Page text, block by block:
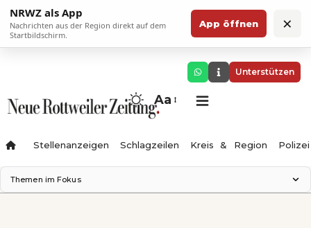
NRWZ als App
Nachrichten aus der Region direkt auf dem
Startbildschirm.
App öffnen ×
Unterstützen
Aa
Stellenanzeigen Schlagzeilen Kreis & Region Polizei
Themen im Fokus